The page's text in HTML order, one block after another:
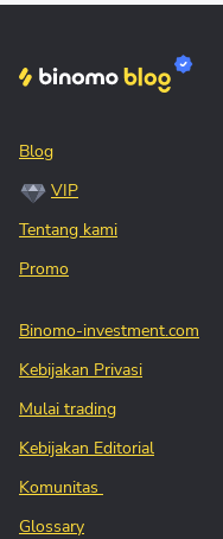
Blog
VIP
Tentang kami
Promo
Binomo-investment.com
Kebijakan Privasi
Mulai trading
Kebijakan Editorial
Komunitas
Glossary